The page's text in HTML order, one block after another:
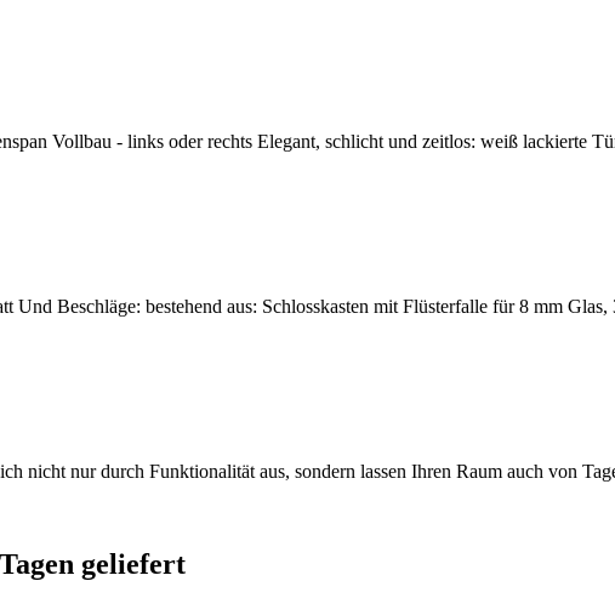
Vollbau - links oder rechts Elegant, schlicht und zeitlos: weiß lackierte
Und Beschläge: bestehend aus: Schlosskasten mit Flüsterfalle für 8 mm
nicht nur durch Funktionalität aus, sondern lassen Ihren Raum auch von
geliefert